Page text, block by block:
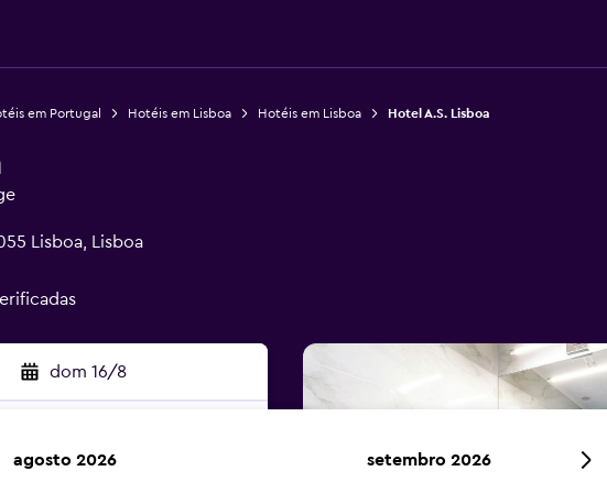
em Portugal Hotéis em Lisboa Hotéis em Lisboa Hotel A.S. Lisboa
Lisboa, Lisboa
dom 16/8
agosto 2026 setembro 2026